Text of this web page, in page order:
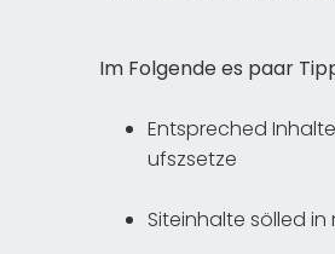
Im Folgende es paar
Entspreched
ufszsetze
Siteinhalte sölled